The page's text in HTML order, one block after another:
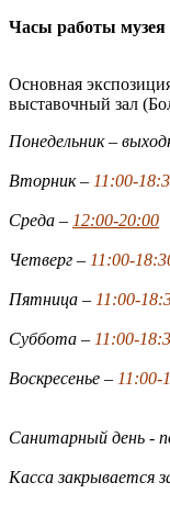
Часы работы музея
Основная
выставочный зал
Понедельник –
Вторник – 11:00-
Среда – 12:00-20:00
Четверг – 11:00-
Пятница – 11:00-
Суббота – 11:00-
Воскресенье – 11:00-
Санитарный день -
Касса закрывается